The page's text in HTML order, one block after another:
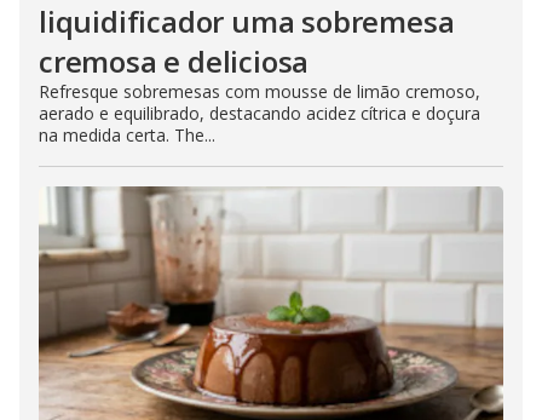
liquidificador uma sobremesa
cremosa e deliciosa
Refresque sobremesas com mousse de limão cremoso,
aerado e equilibrado, destacando acidez cítrica e doçura
na medida certa. The...